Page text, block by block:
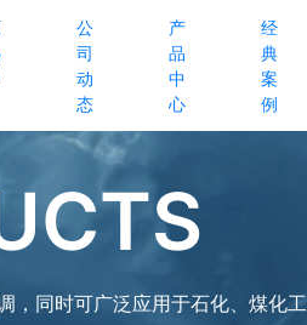
公
司
动
态
产
品
中
心
经
典
案
例
，同时可广泛应用于石化、煤化